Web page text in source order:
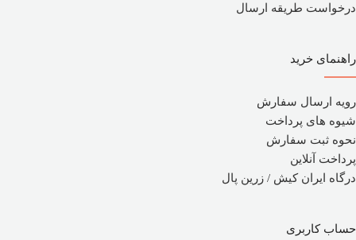
درخواست طریقه ارسال
راهنمای خرید
رویه ارسال سفارش
شیوه های پرداخت
نحوه ثبت سفارش
پرداخت آنلاین
درگاه ایران کیش / زرین پال
حساب کاربری